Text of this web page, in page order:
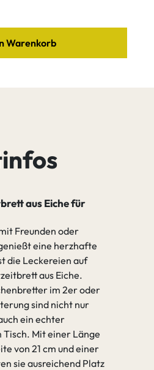
Warenkorb
aus Eiche für
Freunden oder
eine herzhafte
die Leckereien auf
aus Eiche.
im 2er oder
sind nicht nur
ein echter
Tisch. Mit einer Länge
von 21 cm und einer
sie ausreichend Platz